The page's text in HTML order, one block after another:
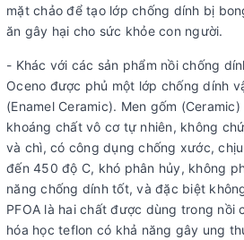
mặt chảo để tạo lớp chống dính bị
ăn gây hại cho sức khỏe con người.
- Khác với các sản phẩm nồi chống
Oceno được phủ một lớp chống dính
(Enamel Ceramic). Men gốm
khoáng chất vô cơ tự nhiên, không
và chì, có công dụng chống xước,
đến 450 độ C, khó phân hủy, không
năng chống dính tốt, và đặc biệt
PFOA là hai chất được dùng trong nồi
hóa học teflon có khả năng gây ung